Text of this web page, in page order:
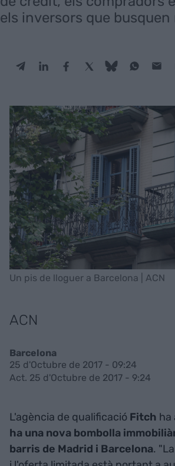
els inversors que
Un pis de lloguer a Barcelona | ACN
ACN
Barcelona
25 d'Octubre de 2017 - 09:24
Act. 25 d'Octubre de 2017 - 9:24
L'agència de qualificació Fitch ha
ha una nova bombolla
barris de Madrid i Barcelona.